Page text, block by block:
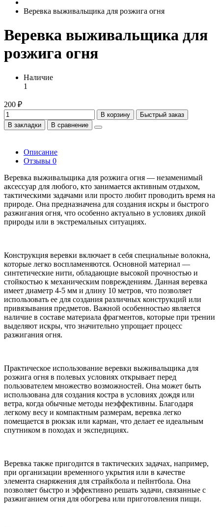
Веревка выживальщика для розжига огня
Веревка выживальщика для
розжига огня
Наличие
1
200 ₽
В корзину
Быстрый заказ
В закладки
В сравнение
Описание
Отзывы 0
Веревка выживальщика для розжига огня — незаменимый
аксессуар для любого, кто занимается активным отдыхом,
тактическими задачами или просто любит проводить время на
природе. Она предназначена для создания искры и быстрого
разжигания огня, что особенно актуально в условиях дикой
природы или в экстремальных ситуациях.
Конструкция веревки включает в себя специальные волокна,
которые легко воспламеняются. Основной материал —
синтетические нити, обладающие высокой прочностью и
стойкостью к механическим повреждениям. Данная веревка
имеет диаметр 4-5 мм и длину 10 метров, что позволяет
использовать ее для создания различных конструкций или
привязывания предметов. Важной особенностью является
наличие в составе материала фрагментов, которые при трении
выделяют искры, что значительно упрощает процесс
разжигания огня.
Практическое использование веревки выживальщика для
розжига огня в полевых условиях открывает перед
пользователем множество возможностей. Она может быть
использована для создания костра в условиях дождя или
ветра, когда обычные методы неэффективны. Благодаря
легкому весу и компактным размерам, веревка легко
помещается в рюкзак или карман, что делает ее идеальным
спутником в походах и экспедициях.
Веревка также пригодится в тактических задачах, например,
при организации временного укрытия или в качестве
элемента снаряжения для страйкбола и пейнтбола. Она
позволяет быстро и эффективно решать задачи, связанные с
разжиганием огня для обогрева или приготовления пищи.